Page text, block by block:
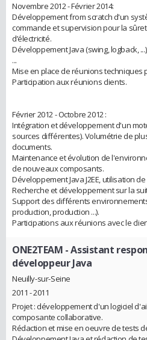
Novembre 2012 - Février 2014:
Développement from scratch d'un
commande et supervision pour la
d’électricité.
Développement Java (swing, logback,
...
Mise en place de réunions techniques
Participation aux réunions clients.
Février 2012 - Octobre 2012 :
Intégration et développement d'un
sources différentes). Volumétrie de
documents.
Maintenance et évolution de
de nouveaux composants.
Développement Java J2EE, utilisation
Recherche et développement sur la
Support des différents
production, production ...).
Participations aux réunions avec le
ONE2TEAM - Assistant
développeur Java
Neuilly-sur-Seine
2011 - 2011
Projet : développement d'un logiciel
composante collaborative.
Rédaction et mise en oeuvre de tests